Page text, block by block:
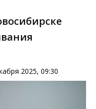
2025, 09:30